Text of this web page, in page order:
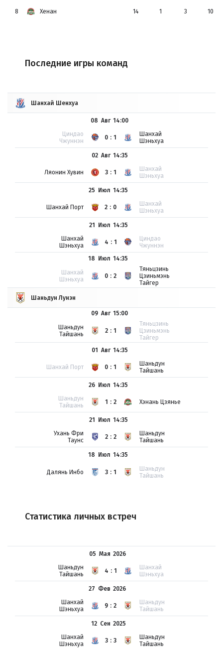
8 Хенан 14 1 3 10
Последние игры команд
Шанхай Шенхуа
08 Авг
Циндао
Чжуннэн
0:1
Шанхай
Шэньхуа
14:00
02 Авг
Ляонин Хувин 3:1
Шанхай
Шэньхуа
14:35
25 Июл
Шанхай Порт 2:0
Шанхай
Шэньхуа
14:35
21 Июл
Шанхай
Шэньхуа
4:1
Циндао
Чжуннэн
14:35
18 Июл
Шанхай
Шэньхуа
0:2
Тяньцзинь
Цзиньмэнь
Тайгер
14:35
Шаньдун Лунэн
09 Авг
Шаньдун
Тайшань
2:1
Тяньцзинь
Цзиньмэнь
Тайгер
15:00
01 Авг
Шанхай Порт 0:1
Шаньдун
Тайшань
14:35
26 Июл
Шаньдун
Тайшань
1:2 Хэнань Цзянье
14:35
21 Июл
Ухань Фри
Таунс
2:2
Шаньдун
Тайшань
14:35
18 Июл
Далянь Инбо 3:1
Шаньдун
Тайшань
14:35
Статистика личных встреч
05 Мая
Шаньдун
Тайшань
4:1
Шанхай
Шэньхуа
2026
27 Фев
Шанхай
Шэньхуа
9:2
Шаньдун
Тайшань
2026
12 Сен
Шанхай
Шэньхуа
3:3
Шаньдун
Тайшань
2025